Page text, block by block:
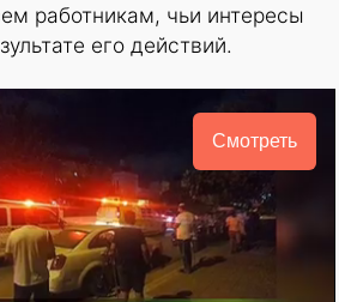
работникам, чьи интересы
его действий.
Смотреть